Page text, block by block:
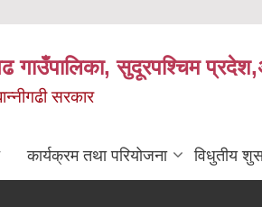
गाउँपालिका, सुदूरपश्चिम
सरकार
कार्यक्रम तथा परियोजना विधुतीय